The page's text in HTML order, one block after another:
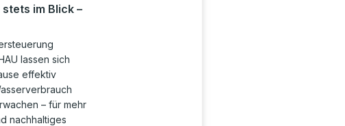
im Blick –
lassen sich
effektiv
– für mehr
nachhaltiges